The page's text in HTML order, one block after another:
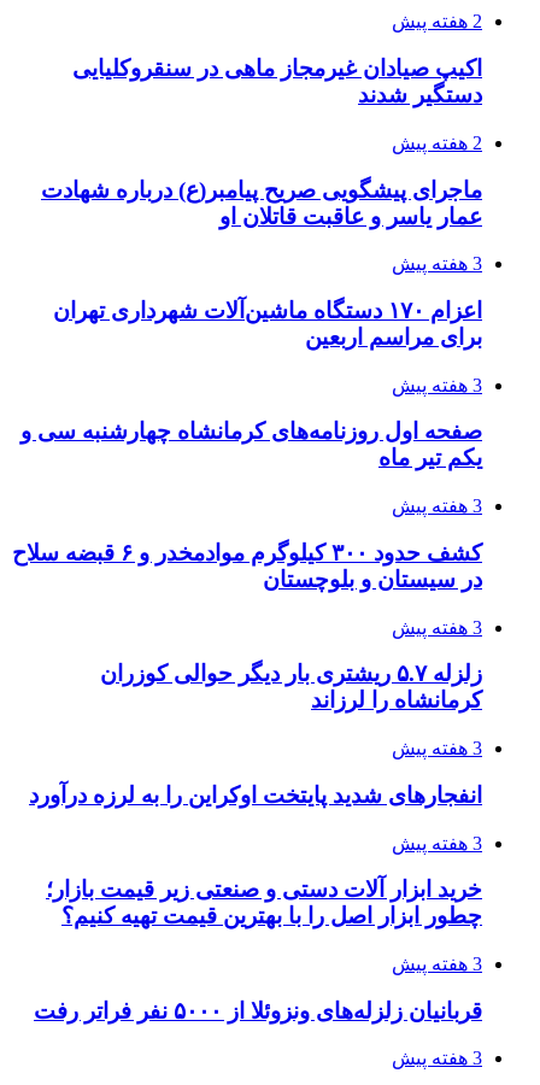
2 هفته پیش
اکیپ صیادان غیرمجاز ماهی در سنقروکلیایی
دستگیر شدند
2 هفته پیش
ماجرای پیشگویی صریح پیامبر(ع) درباره شهادت
عمار یاسر و عاقبت قاتلان او
3 هفته پیش
اعزام ۱۷۰ دستگاه ماشین‌آلات شهرداری تهران
برای مراسم اربعین
3 هفته پیش
صفحه اول روزنامه‌های کرمانشاه چهارشنبه سی و
یکم تیر ماه
3 هفته پیش
کشف حدود ۳۰۰ کیلوگرم موادمخدر و ۶ قبضه سلاح
در سیستان و بلوچستان
3 هفته پیش
زلزله ۵.۷ ریشتری بار دیگر حوالی کوزران
کرمانشاه را لرزاند
3 هفته پیش
انفجارهای شدید پایتخت اوکراین را به لرزه درآورد
3 هفته پیش
خرید ابزار آلات دستی و صنعتی زیر قیمت بازار؛
چطور ابزار اصل را با بهترین قیمت تهیه کنیم؟
3 هفته پیش
قربانیان زلزله‌های ونزوئلا از ۵۰۰۰ نفر فراتر رفت
3 هفته پیش